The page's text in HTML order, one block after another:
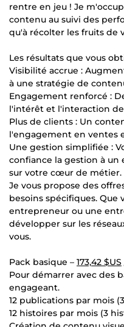
rentre en jeu ! Je
contenu au suivi des
qu'à récolter les fruits de
Les résultats que vous
Visibilité accrue :
à une stratégie de
Engagement renforcé :
l'intérêt et l'interaction
Plus de clients : Un
l'engagement en ventes
Une gestion simplifiée :
confiance la gestion à un
sur votre cœur de métier.
Je vous propose des
besoins spécifiques. Que
entrepreneur ou une
développer sur les
vous.
Pack basique – 173,42 $US
Pour démarrer avec des
engageant.
12 publications par mois
12 histoires par mois (3